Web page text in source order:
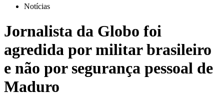
Notícias
Jornalista da Globo foi
agredida por militar brasileiro
e não por segurança pessoal de
Maduro